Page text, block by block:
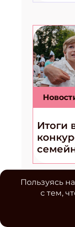
Итоги
Пользуясь
с тем,